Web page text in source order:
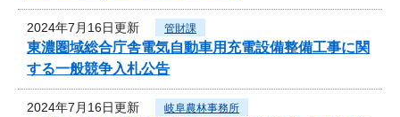
2024年7月16日更新 管財課
東濃圏域総合庁舎電気自動車用充電設備整備工事に関
する一般競争入札公告
2024年7月16日更新 岐阜農林事務所